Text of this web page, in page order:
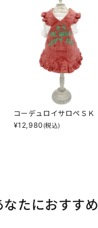
コーデュロイサロペＳＫ
¥12,980 (税込)
なたにおすす